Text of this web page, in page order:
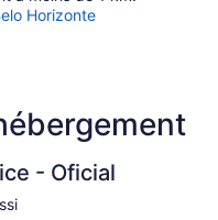
Horizonte
- Oficial